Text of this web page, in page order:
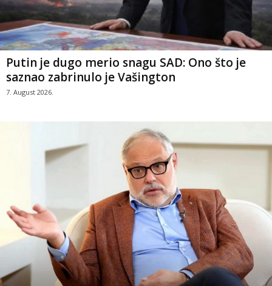
Putin je dugo merio snagu SAD: Ono što je
saznao zabrinulo je Vašington
7. August 2026.